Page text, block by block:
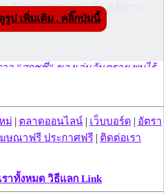
ยึดยาบ้ากว่า 700 เม็ด หลังชาว
าสติกพันเทปสีดำต้องสงสัยในสวน
วจ “สกุชชี่“ ของเล่นอันตราย พบไร้
นไทย” กลับประเทศผ่านด่าน
เนินการตามกฎหมาย พบส่วนใหญ่มี
ป เพิ่มเติม . คลิ๊กปุ่มนี้
ม่ | ตลาดออนไลน์| เว็บบอร์ด | อัตรา
ษณาฟรี ประกาศฟรี| ติดต่อเรา
ราทั้งหมด วิธีแลก Link